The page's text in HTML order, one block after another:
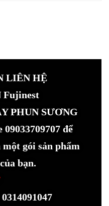
LIÊN HỆ
Fujinest
PHUN SƯƠNG
để
gói sản phẩm
bạn.